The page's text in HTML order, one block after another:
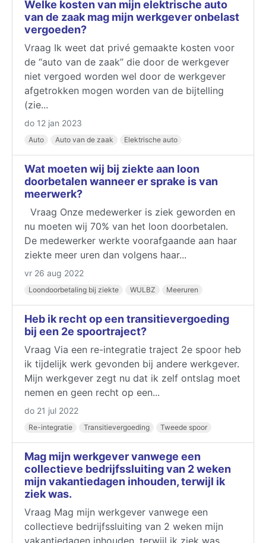
Welke kosten van mijn elektrische auto
van de zaak mag mijn werkgever onbelast
vergoeden?
Vraag Ik weet dat privé gemaakte kosten voor
de “auto van de zaak” die door de werkgever
niet vergoed worden wel door de werkgever
afgetrokken mogen worden van de bijtelling
(zie...
do 12 jan 2023
Auto Auto van de zaak Elektrische auto
Wat moeten wij bij ziekte aan loon
doorbetalen wanneer er sprake is van
meerwerk?
Vraag Onze medewerker is ziek geworden en
nu moeten wij 70% van het loon doorbetalen.
De medewerker werkte voorafgaande aan haar
ziekte meer uren dan volgens haar...
vr 26 aug 2022
Loondoorbetaling bij ziekte WULBZ Meeruren
Heb ik recht op een transitievergoeding
bij een 2e spoortraject?
Vraag Via een re-integratie traject 2e spoor heb
ik tijdelijk werk gevonden bij andere werkgever.
Mijn werkgever zegt nu dat ik zelf ontslag moet
nemen en geen recht op een...
do 21 jul 2022
Re-integratie Transitievergoeding Tweede spoor
Mag mijn werkgever vanwege een
collectieve bedrijfssluiting van 2 weken
mijn vakantiedagen inhouden, terwijl ik
ziek was.
Vraag Mag mijn werkgever vanwege een
collectieve bedrijfssluiting van 2 weken mijn
vakantiedagen inhouden, terwijl ik ziek was.